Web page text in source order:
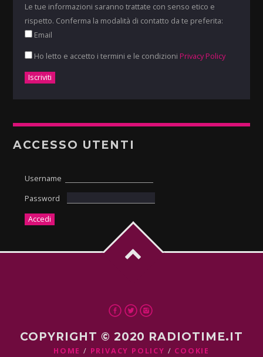
Le tue informazioni saranno trattate con senso etico e
rispetto. Conferma la modalità di contatto da te preferita:
Email
Ho letto e accetto i termini e le condizioni Privacy Policy
ACCESSO UTENTI
Username
Password
COPYRIGHT © 2020 RADIOTIME.IT
HOME PRIVACY POLICY COOKIE